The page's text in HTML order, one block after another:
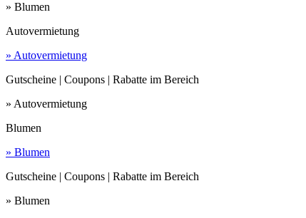
» Blumen
Autovermietung
» Autovermietung
Gutscheine | Coupons | Rabatte im Bereich
» Autovermietung
Blumen
» Blumen
Gutscheine | Coupons | Rabatte im Bereich
» Blumen